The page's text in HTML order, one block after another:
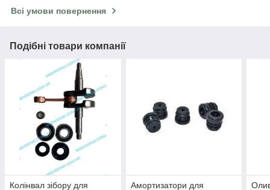
Всі умови повернення
Подібні товари компанії
Колінвал зібору для
Амортизатори для